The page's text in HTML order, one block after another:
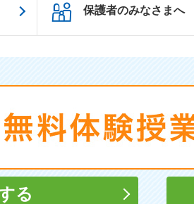
保護者のみなさまへ
る